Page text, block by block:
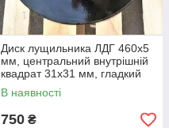
Диск лущильника ЛДГ 460х5
мм, центральний внутрішній
квадрат 31х31 мм, гладкий
В наявності
750 ₴